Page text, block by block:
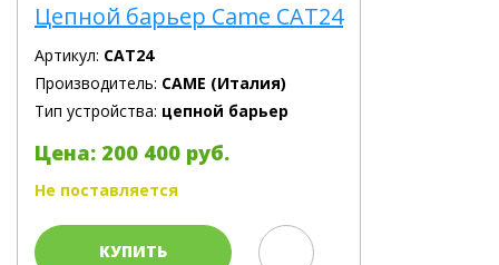
Цепной барьер Came CAT24
Артикул: CAT24
Производитель: CAME (Италия)
Тип устройства: цепной барьер
Цена: 200 400 руб.
Не поставляется
КУПИТЬ